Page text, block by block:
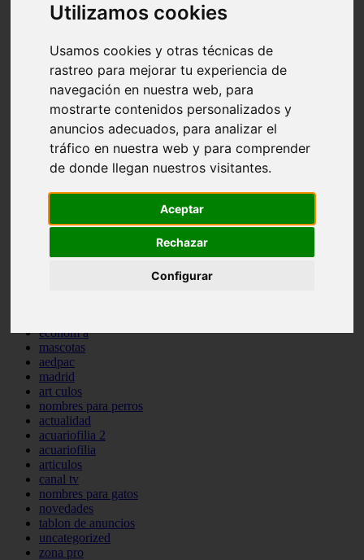
Utilizamos cookies
Usamos cookies y otras técnicas de
rastreo para mejorar tu experiencia de
navegación en nuestra web, para
mostrarte contenidos personalizados y
anuncios adecuados, para analizar el
tráfico en nuestra web y para comprender
de donde llegan nuestros visitantes.
Aceptar
Rechazar
Configurar
consejos
comportamiento
reptiles
abandono
ferias
higiene
snacks
acuario
iberzoo propet
comercios
cr a
especies invasoras
econom a
mascotas
aedpac
madrid
art culos
nombres para perros
actualidad
acuariofilia 2
acuariofilia
articulos
canal tv
nombres para gatos
novedades
tablon de anuncios
uncategorized
zona pro